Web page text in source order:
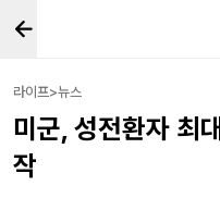
라이프>뉴스
미군, 성전환자 최
작